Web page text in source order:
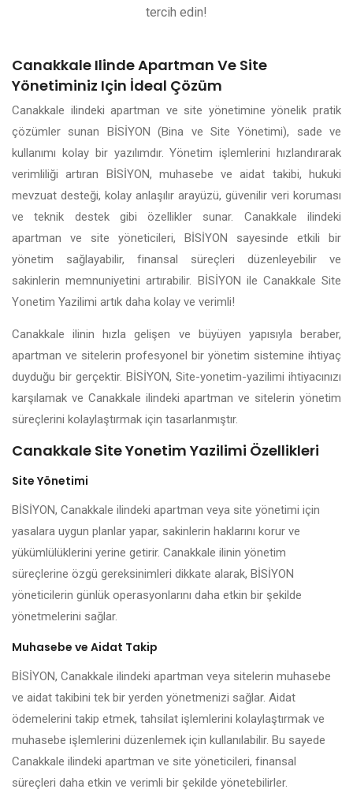
tercih edin!
Canakkale Ilinde Apartman Ve Site
Yönetiminiz Için İdeal Çözüm
Canakkale ilindeki apartman ve site yönetimine yönelik pratik
çözümler sunan BİSİYON (Bina ve Site Yönetimi), sade ve
kullanımı kolay bir yazılımdır. Yönetim işlemlerini hızlandırarak
verimliliği artıran BİSİYON, muhasebe ve aidat takibi, hukuki
mevzuat desteği, kolay anlaşılır arayüzü, güvenilir veri koruması
ve teknik destek gibi özellikler sunar. Canakkale ilindeki
apartman ve site yöneticileri, BİSİYON sayesinde etkili bir
yönetim sağlayabilir, finansal süreçleri düzenleyebilir ve
sakinlerin memnuniyetini artırabilir. BİSİYON ile Canakkale Site
Yonetim Yazilimi artık daha kolay ve verimli!
Canakkale ilinin hızla gelişen ve büyüyen yapısıyla beraber,
apartman ve sitelerin profesyonel bir yönetim sistemine ihtiyaç
duyduğu bir gerçektir. BİSİYON, Site-yonetim-yazilimi ihtiyacınızı
karşılamak ve Canakkale ilindeki apartman ve sitelerin yönetim
süreçlerini kolaylaştırmak için tasarlanmıştır.
Canakkale Site Yonetim Yazilimi Özellikleri
Site Yönetimi
BİSİYON, Canakkale ilindeki apartman veya site yönetimi için
yasalara uygun planlar yapar, sakinlerin haklarını korur ve
yükümlülüklerini yerine getirir. Canakkale ilinin yönetim
süreçlerine özgü gereksinimleri dikkate alarak, BİSİYON
yöneticilerin günlük operasyonlarını daha etkin bir şekilde
yönetmelerini sağlar.
Muhasebe ve Aidat Takip
BİSİYON, Canakkale ilindeki apartman veya sitelerin muhasebe
ve aidat takibini tek bir yerden yönetmenizi sağlar. Aidat
ödemelerini takip etmek, tahsilat işlemlerini kolaylaştırmak ve
muhasebe işlemlerini düzenlemek için kullanılabilir. Bu sayede
Canakkale ilindeki apartman ve site yöneticileri, finansal
süreçleri daha etkin ve verimli bir şekilde yönetebilirler.